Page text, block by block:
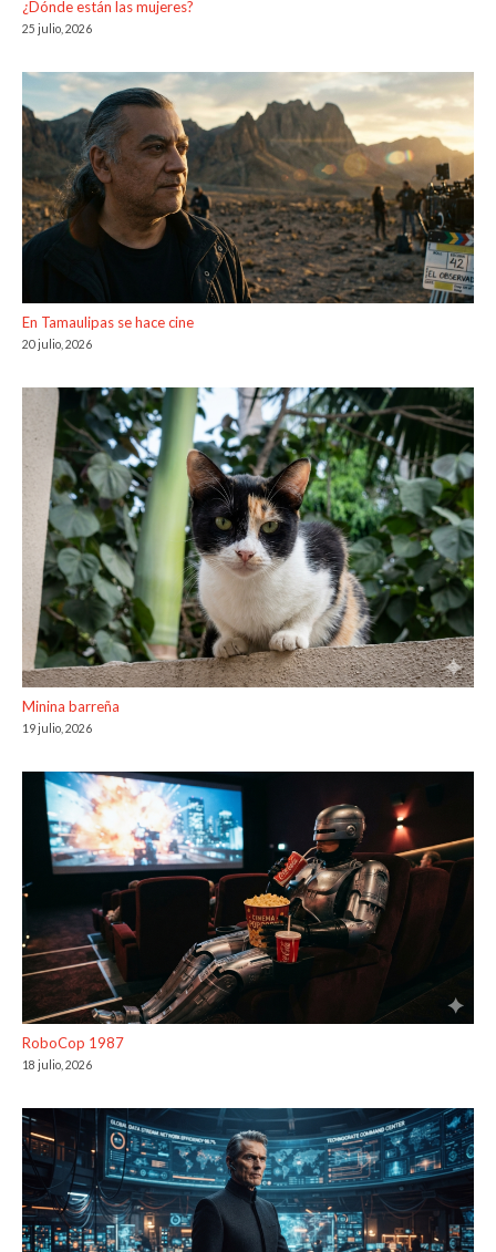
¿Dónde están las mujeres?
25 julio, 2026
En Tamaulipas se hace cine
20 julio, 2026
Minina barreña
19 julio, 2026
RoboCop 1987
18 julio, 2026